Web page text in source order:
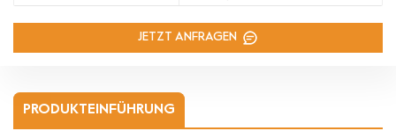
JETZT ANFRAGEN
PRODUKTEINFÜHRUNG